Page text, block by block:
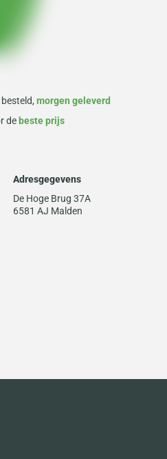
morgen geleverd
de beste prijs
Adresgegevens
De Hoge Brug 37A
6581 AJ Malden